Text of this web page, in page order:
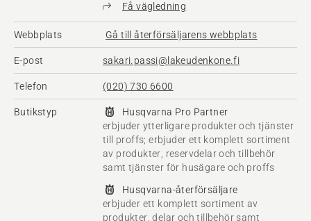
Få vägledning
Webbplats Gå till återförsäljarens webbplats
E-post sakari.passi@lakeudenkone.fi
Telefon (020) 730 6600
Butikstyp
Husqvarna Pro Partner
erbjuder ytterligare produkter och tjänster
till proffs; erbjuder ett komplett sortiment
av produkter, reservdelar och tillbehör
samt tjänster för husägare och proffs
Husqvarna-återförsäljare
erbjuder ett komplett sortiment av
produkter, delar och tillbehör samt